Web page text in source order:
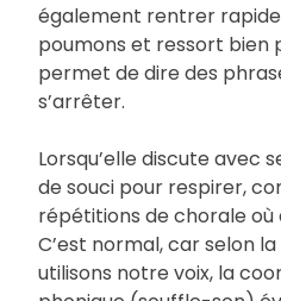
également rentrer
poumons et ressort bien
permet de dire des
s’arrêter.
Lorsqu’elle discute avec
de souci pour respirer,
répétitions de chorale où
C’est normal, car selon
utilisons notre voix, la